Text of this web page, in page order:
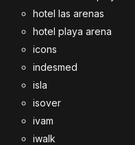
hotel las arenas
hotel playa arena
icons
indesmed
isla
isover
ivam
iwalk